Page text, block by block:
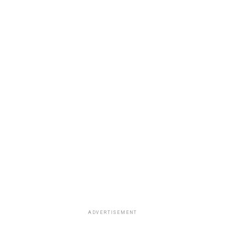
ADVERTISEMENT